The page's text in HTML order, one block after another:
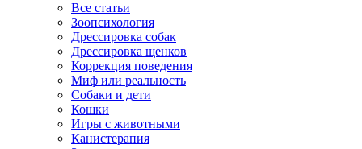
Все статьи
Зоопсихология
Дрессировка собак
Дрессировка щенков
Коррекция поведения
Миф или реальность
Собаки и дети
Кошки
Игры с животными
Канистерапия